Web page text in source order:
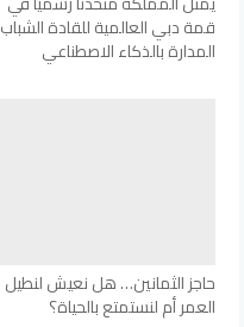
قمة دبي العالمية للقادة الشباب
المدارة بالذكاء الاصطناعي
حاجز الثمانين… هل نعيش لنطيل
العمر أم لنستمتع بالحياة؟